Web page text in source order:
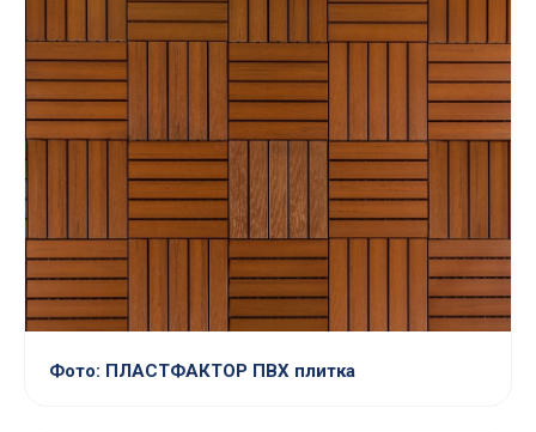
Фото: ПЛАСТФАКТОР ПВХ плитка